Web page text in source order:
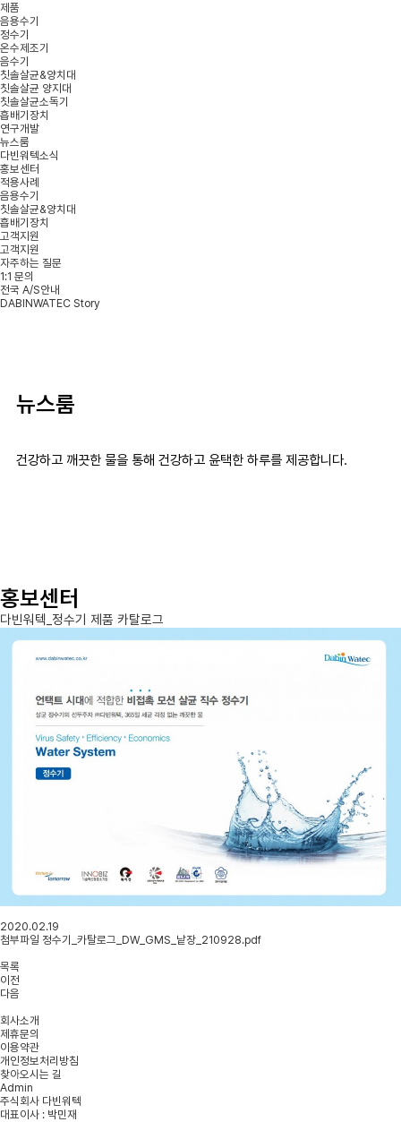
제품
음용수기
정수기
온수제조기
음수기
칫솔살균&양치대
칫솔살균 양지대
칫솔살균소독기
흡배기장치
연구개발
뉴스룸
다빈워텍소식
홍보센터
적용사례
음용수기
칫솔살균&양치대
흡배기장치
고객지원
고객지원
자주하는 질문
1:1 문의
전국 A/S안내
DABINWATEC Story
뉴스룸
건강하고 깨끗한 물을 통해 건강하고 윤택한 하루를 제공합니다.
홍보센터
다빈워텍_정수기 제품 카탈로그
2020.02.19
첨부파일 정수기_카탈로그_DW_GMS_낱장_210928.pdf
목록
이전
다음
회사소개
제휴문의
이용약관
개인정보처리방침
찾아오시는 길
Admin
주식회사 다빈워텍
대표이사 : 박민재